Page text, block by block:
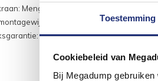
Toestemming
Cookiebeleid van
Bij Megadump
Mengkraan
Opbouw
5 jaar